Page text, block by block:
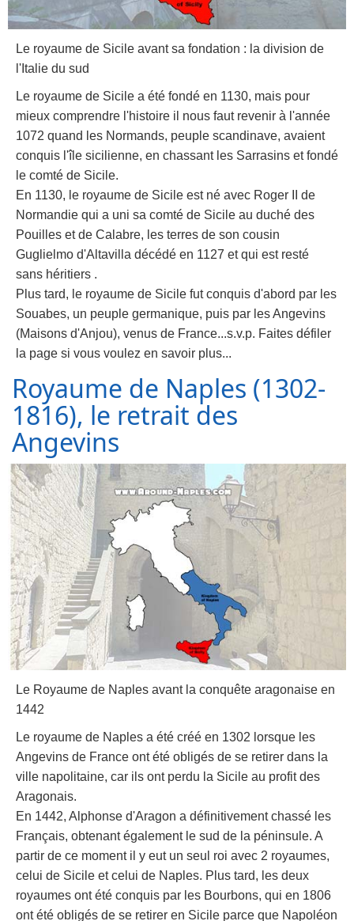
Le royaume de Sicile avant sa fondation : la division de
l'Italie du sud
Le royaume de Sicile a été fondé en 1130, mais pour
mieux comprendre l'histoire il nous faut revenir à l'année
1072 quand les Normands, peuple scandinave, avaient
conquis l'île sicilienne, en chassant les Sarrasins et fondé
le comté de Sicile.
En 1130, le royaume de Sicile est né avec Roger II de
Normandie qui a uni sa comté de Sicile au duché des
Pouilles et de Calabre, les terres de son cousin
Guglielmo d'Altavilla décédé en 1127 et qui est resté
sans héritiers .
Plus tard, le royaume de Sicile fut conquis d'abord par les
Souabes, un peuple germanique, puis par les Angevins
(Maisons d'Anjou), venus de France...s.v.p. Faites défiler
la page si vous voulez en savoir plus...
Royaume de Naples (1302-
1816), le retrait des
Angevins
Le Royaume de Naples avant la conquête aragonaise en
1442
Le royaume de Naples a été créé en 1302 lorsque les
Angevins de France ont été obligés de se retirer dans la
ville napolitaine, car ils ont perdu la Sicile au profit des
Aragonais.
En 1442, Alphonse d'Aragon a définitivement chassé les
Français, obtenant également le sud de la péninsule. A
partir de ce moment il y eut un seul roi avec 2 royaumes,
celui de Sicile et celui de Naples. Plus tard, les deux
royaumes ont été conquis par les Bourbons, qui en 1806
ont été obligés de se retirer en Sicile parce que Napoléon